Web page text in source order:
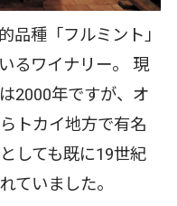
品種「フルミント」
るワイナリー。 現
2000年ですが、オ
トカイ地方で有名
しても既に19世紀
ていました。